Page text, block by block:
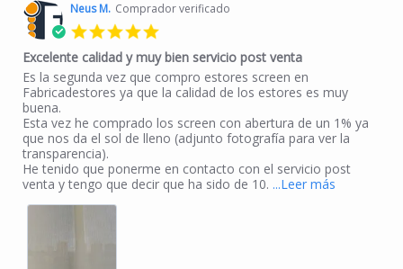
Neus M. Comprador verificado
Excelente calidad y muy bien servicio post venta
Review by Neus M. on 10 Dec 2025
review stating Excelente calidad y muy bien servicio post venta
Es la segunda vez que compro estores screen en
Fabricadestores ya que la calidad de los estores es muy
buena.
Esta vez he comprado los screen con abertura de un 1% ya
que nos da el sol de lleno (adjunto fotografía para ver la
transparencia).
He tenido que ponerme en contacto con el servicio post
venta y tengo que decir que ha sido de 10. ...Leer más